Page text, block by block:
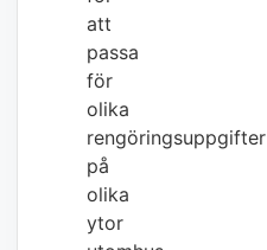
att
passa
för
olika
rengöringsuppgifter
på
olika
ytor